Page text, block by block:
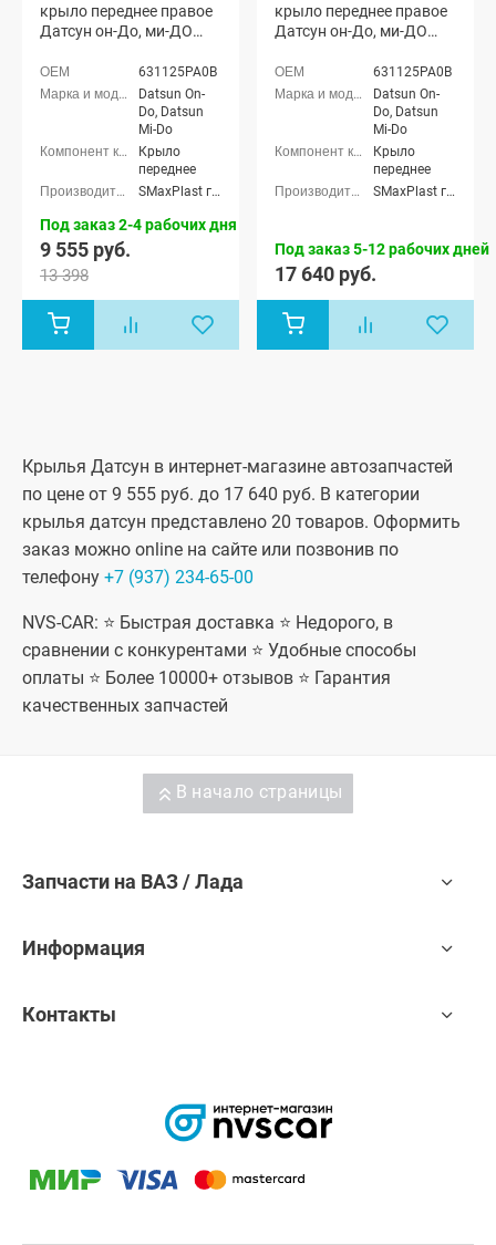
крыло переднее правое
Датсун он-До, ми-ДО
631125PA0B
Datsun On-
Do, Datsun
Mi-Do
Крыло
переднее
SMaxPlast г. Тольятти
Под заказ 2-4 рабочих дня
9 555 руб.
13 398
крыло переднее правое
Датсун он-До, ми-ДО
631125PA0B
Datsun On-
Do, Datsun
Mi-Do
Крыло
переднее
SMaxPlast г. Тольятти
Под заказ 5-12 рабочих дней
17 640 руб.
Крылья Датсун в интернет-магазине автозапчастей
по цене от 9 555 руб. до 17 640 руб. В категории
крылья датсун представлено 20 товаров. Оформить
заказ можно online на сайте или позвонив по
телефону +7 (937) 234-65-00
NVS-CAR: ⭐ Быстрая доставка ⭐ Недорого, в
сравнении с конкурентами ⭐ Удобные способы
оплаты ⭐ Более 10000+ отзывов ⭐ Гарантия
качественных запчастей
В начало страницы
Запчасти на ВАЗ / Лада
Информация
Контакты